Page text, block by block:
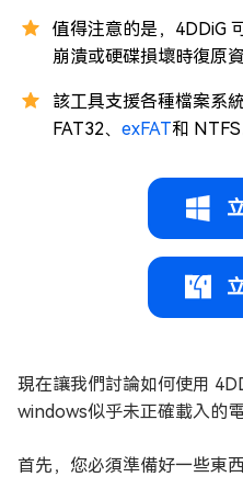
值得注意的是，4DDiG
崩潰或硬碟損壞時復原資
該工具支援各種檔案系
FAT32、 exFAT和 NTFS
現在讓我們討論如何使用
windows似乎未正確載入的
首先，您必須準備好一些東